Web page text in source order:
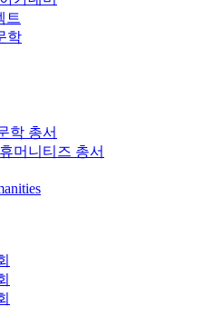
트
학
학 총서
머니티즈 총서